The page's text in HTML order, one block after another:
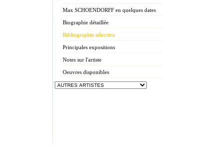
Max SCHOENDORFF en quelques dates
Biographie détaillée
Bibliographie sélective
Principales expositions
Notes sur l'artiste
Oeuvres disponibles